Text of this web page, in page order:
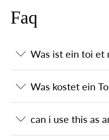
Faq
Was ist ein toi et
Was kostet ein
can i use this as